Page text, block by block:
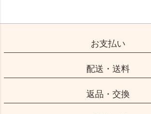
お支払い
配送・送料
返品・交換